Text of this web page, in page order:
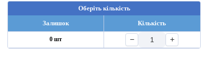
Оберіть кількість
Залишок
Кількість
0 шт − +